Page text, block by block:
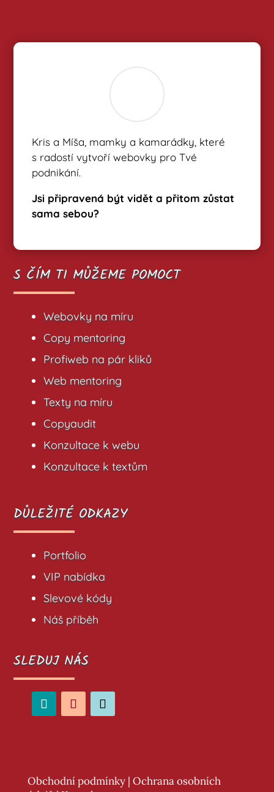
Kris a Míša, mamky a kamarádky, které
s radostí vytvoří webovky pro Tvé
podnikání.
Jsi připravená být vidět a přitom zůstat
sama sebou?
S ČÍM TI MŮŽEME POMOCT
Webovky na míru
Copy mentoring
Profiweb na pár kliků
Web mentoring
Texty na míru
Copyaudit
Konzultace k webu
Konzultace k textům
DŮLEŽITÉ ODKAZY
Portfolio
VIP nabídka
Slevové kódy
Náš příběh
SLEDUJ NÁS
Obchodní podmínky | Ochrana osobních